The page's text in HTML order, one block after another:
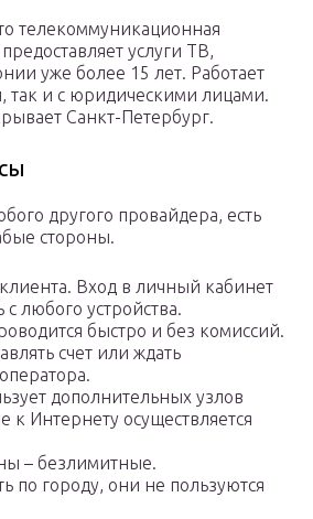
телекоммуникационная
услуги ТВ,
уже более 15 лет. Работает
так и с юридическими лицами.
Санкт-Петербург.
другого провайдера, есть
стороны.
Вход в личный кабинет
любого устройства.
быстро и без комиссий.
счет или ждать
дополнительных узлов
к Интернету осуществляется
– безлимитные.
по городу, они не пользуются